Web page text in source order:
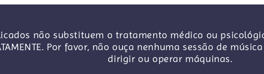
não substituem o tratamento médico ou
Por favor, não ouça nenhuma sessão de
dirigir ou operar máquinas.